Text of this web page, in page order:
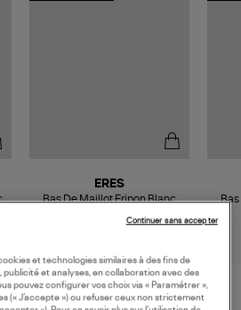
180,00 €
ERES
Bas De Maillot Fripon Blanc
et technologies similaires à des fins de
et analyses, en collaboration avec des
pouvez configurer vos choix via « Paramétrer »,
(« J’accepte ») ou refuser ceux non strictement
Continuer sans accepter